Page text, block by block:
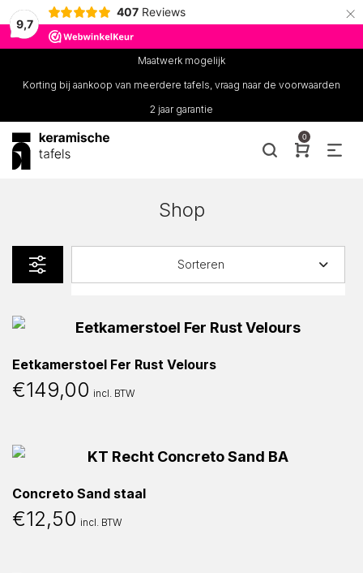
9,7
407 Reviews ×
Maatwerk mogelijk
Korting bij aankoop van meerdere tafels, vraag naar de voorwaarden
2 jaar garantie
0
Shop
Sorteren
Eetkamerstoel Fer Rust Velours
€149,00 incl. BTW
Concreto Sand staal
€12,50 incl. BTW